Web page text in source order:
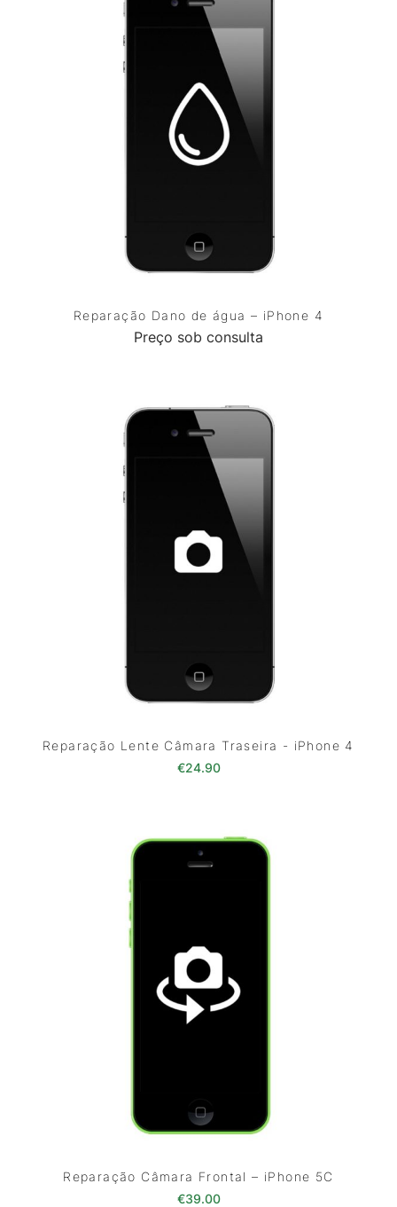
Reparação Dano de água – iPhone 4
Preço sob consulta
Reparação Lente Câmara Traseira - iPhone 4
€24.90
Reparação Câmara Frontal – iPhone 5C
€39.00